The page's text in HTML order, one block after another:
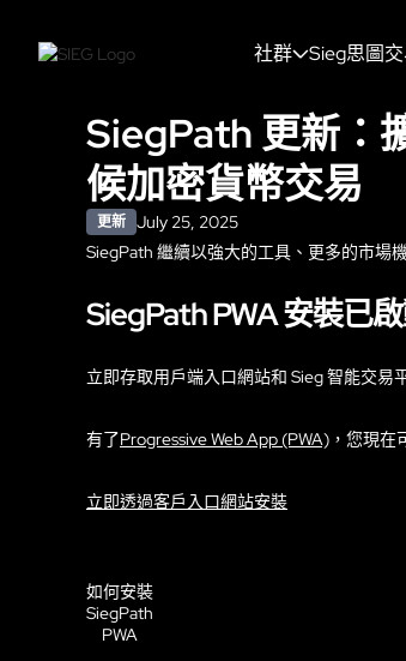
社群 Sieg思圖
SiegPath 更新：
候加密貨幣交易
更新 July 25, 2025
SiegPath 繼續以強大的工具、更多的市場
SiegPath PWA 安裝已
立即存取用戶端入口網站和 Sieg 智能交易
有了Progressive Web App (PWA) ，您現在
立即透過客戶入口網站安裝
如何安裝
SiegPath
PWA